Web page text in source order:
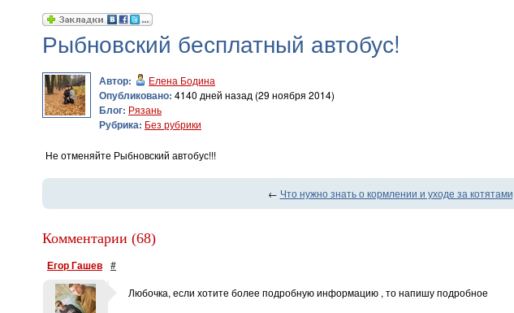
Рыбновский бесплатный автобус!
Автор: Елена Бодина
Опубликовано: 4140 дней назад (29 ноября 2014)
Блог: Рязань
Рубрика: Без рубрики
Не отменяйте Рыбновский автобус!!!
← Что нужно знать о кормлении и уходе за
Комментарии (68)
Егор Гашев #
Любочка, если хотите более подробную информацию , то напишу подробное